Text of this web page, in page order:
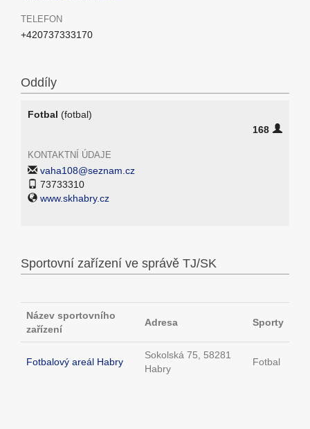
TELEFON
+420737333170
Oddíly
Fotbal (fotbal)
168
KONTAKTNÍ ÚDAJE
vaha108@seznam.cz
73733310
www.skhabry.cz
Sportovní zařízení ve správě TJ/SK
Název sportovního
zařízení
Adresa Sporty
Fotbalový areál Habry
Sokolská 75, 58281
Habry
Fotbal